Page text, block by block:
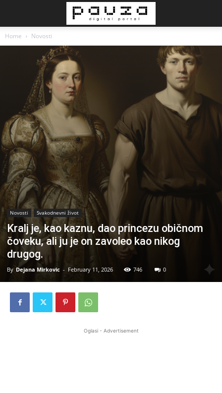
Home Novosti
Novosti Svakodnevni život
Kralj je, kao kaznu, dao princezu običnom
čoveku, ali ju je on zavoleo kao nikog
drugog.
By Dejana Mirkovic - February 11, 2026 746 0
Oglasi - Advertisement